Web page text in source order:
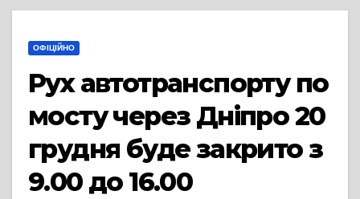
ОФІЦІЙНО
Рух автотранспорту по
мосту через Дніпро 20
грудня буде закрито з
9.00 до 16.00